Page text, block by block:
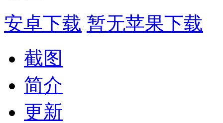
安卓下载 暂无苹果下载
截图
简介
更新